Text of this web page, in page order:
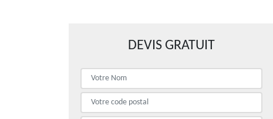
DEVIS GRATUIT